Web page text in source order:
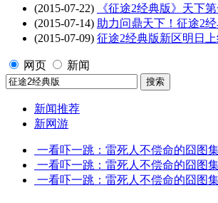
(2015-07-22)
《征途2经典版》天下
(2015-07-14) 助力问鼎天下！征途2
(2015-07-09) 征途2经典版新区明日
网页 新闻
新闻推荐
新网游
一看吓一跳：雷死人不偿命的囧图集
一看吓一跳：雷死人不偿命的囧图集
一看吓一跳：雷死人不偿命的囧图集